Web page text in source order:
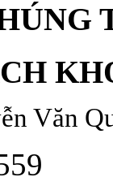
Văn